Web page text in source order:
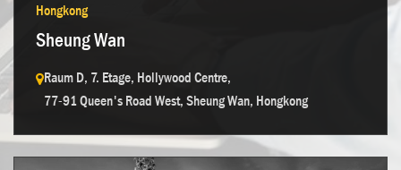
Kontakt aufnehmen →
Hongkong
Sheung Wan
Raum D, 7. Etage, Hollywood Centre,
77-91 Queen's Road West, Sheung Wan, Hongkong